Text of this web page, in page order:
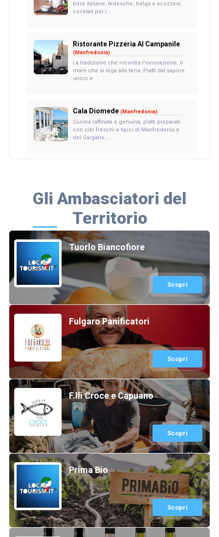
birre italiane, tedesche, belga e scozzesi,
cocktail per i...
Ristorante Pizzeria Al Campanile
(Manfredonia)
La tradizione che incontra l'innovazione, il
mare che si lega alla terra. Piatti dal sapore
unico e ...
Cala Diomede (Manfredonia)
Cucina raffinata e genuina, piatti preparati
con cibi freschi e tipici di Manfredonia e
del Gargano....
Gli Ambasciatori del
Territorio
Tuorlo Biancofiore
Scopri
Fulgaro Panificatori
Scopri
F.lli Croce e Capuano
Scopri
Prima Bio
Scopri